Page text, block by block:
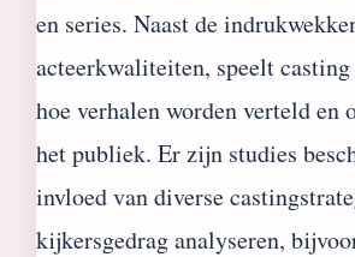
en series. Naast de
acteerkwaliteiten, speelt
hoe verhalen worden verteld en
het publiek. Er zijn studies
invloed van diverse
kijkersgedrag analyseren,